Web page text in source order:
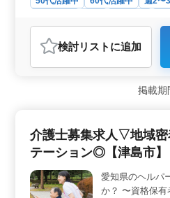
介護福祉士
おすすめポイント
＜50代以上活躍中＞ 札幌市で
中。50代、60代も活躍中！年
がります。 ＜資格手当＞ 資
＞ 車通勤OKで、無料駐車場
レスなく働けます。週休2日制
検討リスト に追加
掲載
介護士募集求人▽地域密
テーション◎【津島市】
愛知県のヘルパ
か？ 〜資格保有